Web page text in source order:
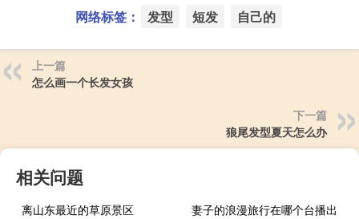
网络标签： 发型 短发 自己的
上一篇
怎么画一个长发女孩
下一篇
狼尾发型夏天怎么办
相关问题
离山东最近的草原景区
妻子的浪漫旅行在哪个台播出